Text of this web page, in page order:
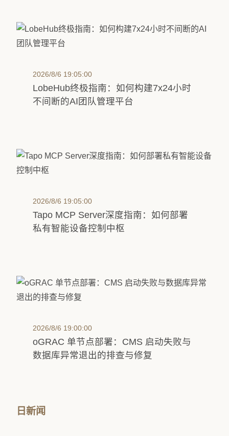
2026/8/6 19:05:00
LobeHub终极指南：如何构建7x24小时
不间断的AI团队管理平台
2026/8/6 19:05:00
Tapo MCP Server深度指南：如何部署
私有智能设备控制中枢
2026/8/6 19:00:00
oGRAC 单节点部署：CMS 启动失败与
数据库异常退出的排查与修复
日新闻